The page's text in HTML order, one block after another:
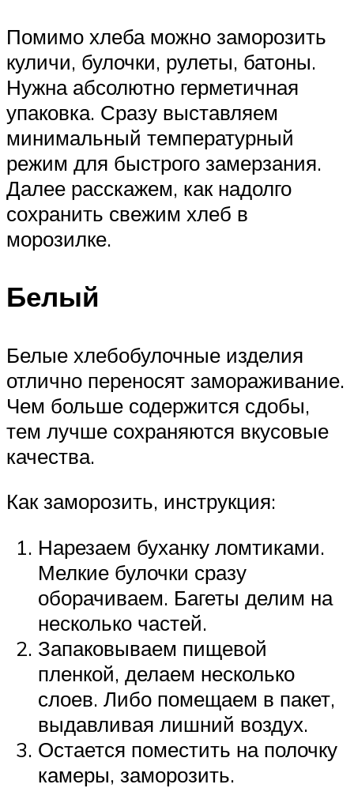
Помимо хлеба можно заморозить
куличи, булочки, рулеты, батоны.
Нужна абсолютно герметичная
упаковка. Сразу выставляем
минимальный температурный
режим для быстрого замерзания.
Далее расскажем, как надолго
сохранить свежим хлеб в
морозилке.
Белый
Белые хлебобулочные изделия
отлично переносят замораживание.
Чем больше содержится сдобы,
тем лучше сохраняются вкусовые
качества.
Как заморозить, инструкция:
Нарезаем буханку ломтиками.
Мелкие булочки сразу
оборачиваем. Багеты делим на
несколько частей.
Запаковываем пищевой
пленкой, делаем несколько
слоев. Либо помещаем в пакет,
выдавливая лишний воздух.
Остается поместить на полочку
камеры, заморозить.